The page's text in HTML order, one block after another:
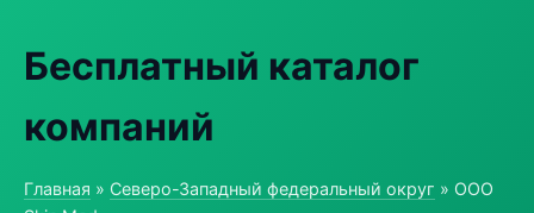
Бесплатный каталог
компаний
Главная » Северо-Западный федеральный округ » ООО